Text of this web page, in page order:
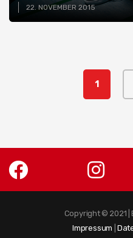
22. NOVEMBER 2015
1
Copyright © 2021 |
Impressum